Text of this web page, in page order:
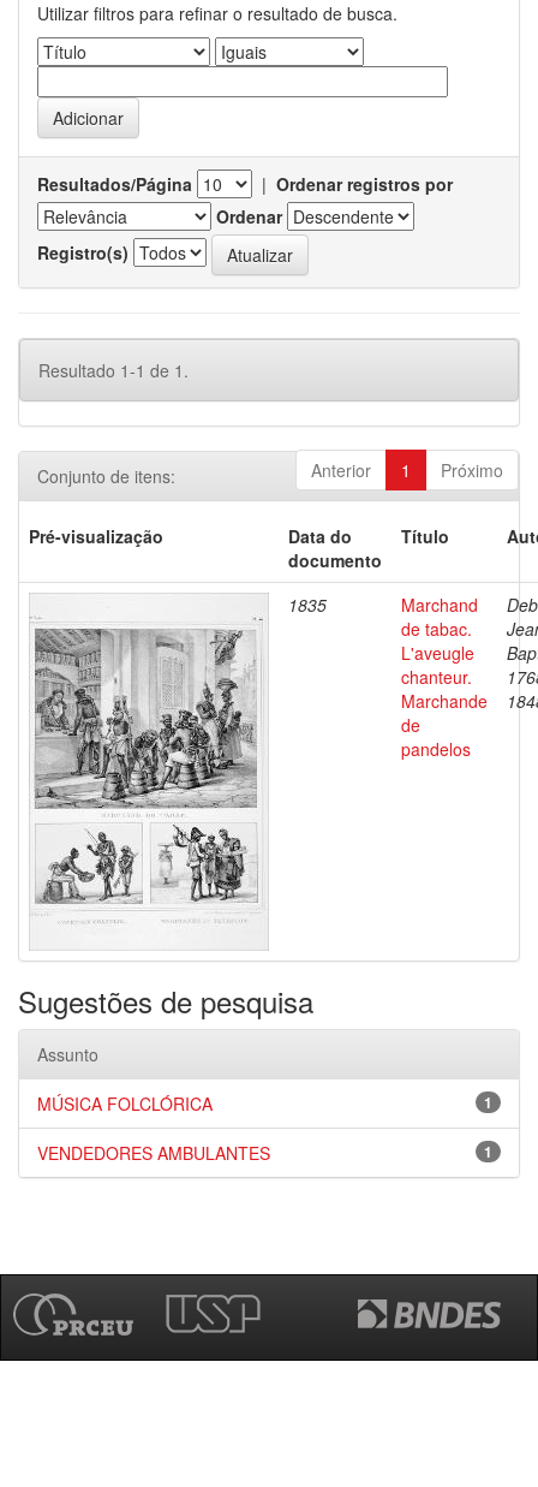
Utilizar filtros para refinar o resultado de busca.
Resultados/Página | Ordenar registros por
Ordenar
Registro(s)
Resultado 1-1 de 1.
Anterior 1 Próximo
Conjunto de itens:
Pré-visualização
Data do
documento
Título
1835
Marchand
de tabac.
L'aveugle
chanteur.
Marchande
de
pandelos
Sugestões de pesquisa
Assunto
1
MÚSICA FOLCLÓRICA
1
VENDEDORES AMBULANTES